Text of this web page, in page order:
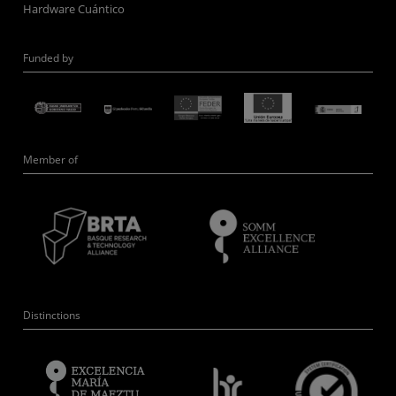
Hardware Cuántico
Funded by
Member of
Distinctions